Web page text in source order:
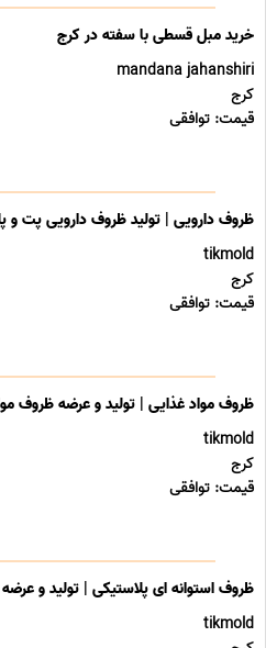
خرید مبل قسطی با سفته در کرج
mandana jahanshiri
کرج
قیمت: توافقی
ظروف دارویی | تولید ظروف دارویی پت و
tikmold
کرج
قیمت: توافقی
ظروف مواد غذایی | تولید و عرضه ظروف
tikmold
کرج
قیمت: توافقی
ظروف استوانه ای پلاستیکی | تولید و عرضه انواع
tikmold